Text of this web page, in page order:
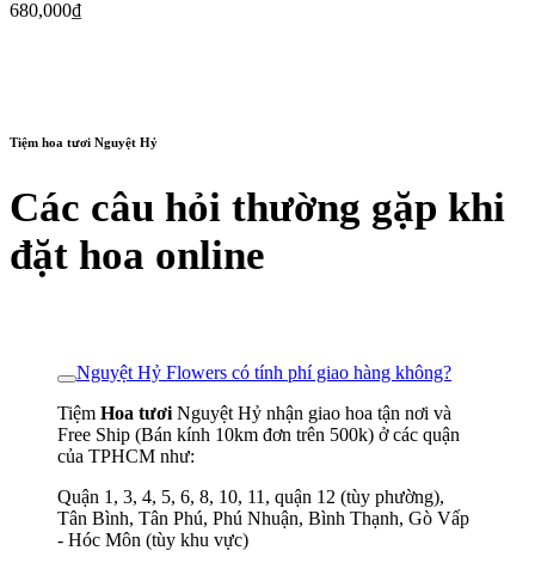
680,000₫
Tiệm hoa tươi Nguyệt Hỷ
Các câu hỏi thường gặp khi
đặt hoa online
Nguyệt Hỷ Flowers có tính phí giao hàng không?
Tiệm Hoa tươi Nguyệt Hỷ nhận giao hoa tận nơi và
Free Ship (Bán kính 10km đơn trên 500k) ở các quận
của TPHCM như:
Quận 1, 3, 4, 5, 6, 8, 10, 11, quận 12 (tùy phường),
Tân Bình, Tân Phú, Phú Nhuận, Bình Thạnh, Gò Vấp
- Hóc Môn (tùy khu vực)